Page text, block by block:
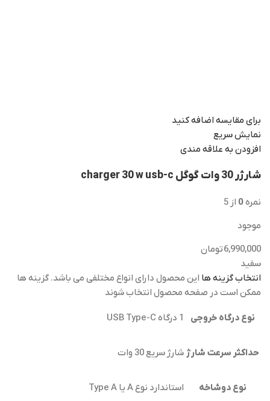
برای مقایسه اضافه کنید
نمایش سریع
افزودن به علاقه مندی
شارژر 30 وات گوگل charger 30 w usb-c
نمره0 از 5
موجود
6,990,000تومان
سفید
انتخاب گزینه ها این محصول دارای انواع مختلفی می باشد. گزینه ها
ممکن است در صفحه محصول انتخاب شوند
نوع درگاه خروجی 1 درگاه USB Type-C
حداکثر سرعت شارژ شارژ سریع 30 وات
نوع دوشاخه استاندارد نوع A یا Type A